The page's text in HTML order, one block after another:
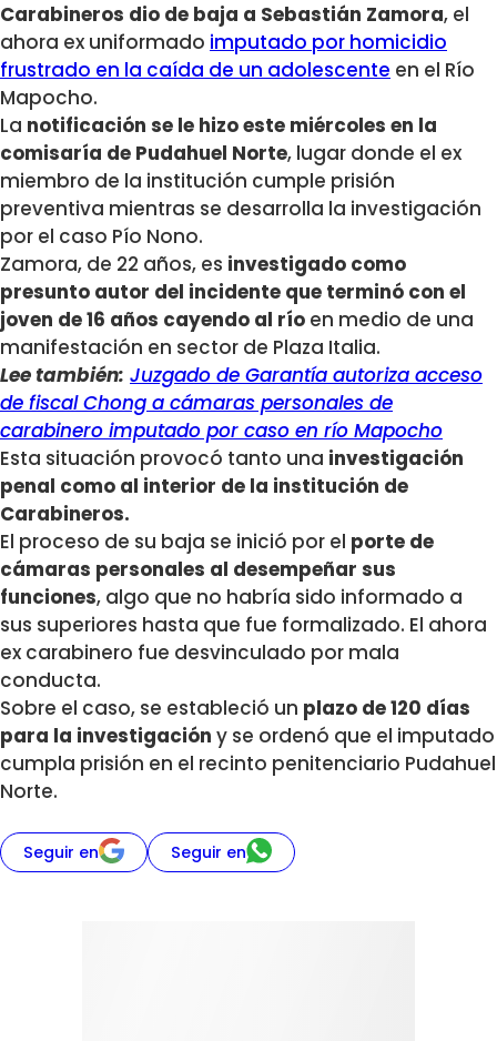
Carabineros dio de baja a Sebastián Zamora, el
ahora ex uniformado imputado por homicidio
frustrado en la caída de un adolescente en el Río
Mapocho.
La notificación se le hizo este miércoles en la
comisaría de Pudahuel Norte, lugar donde el ex
miembro de la institución cumple prisión
preventiva mientras se desarrolla la investigación
por el caso Pío Nono.
Zamora, de 22 años, es investigado como
presunto autor del incidente que terminó con el
joven de 16 años cayendo al río en medio de una
manifestación en sector de Plaza Italia.
Lee también: Juzgado de Garantía autoriza acceso
de fiscal Chong a cámaras personales de
carabinero imputado por caso en río Mapocho
Esta situación provocó tanto una investigación
penal como al interior de la institución de
Carabineros.
El proceso de su baja se inició por el porte de
cámaras personales al desempeñar sus
funciones, algo que no habría sido informado a
sus superiores hasta que fue formalizado. El ahora
ex carabinero fue desvinculado por mala
conducta.
Sobre el caso, se estableció un plazo de 120 días
para la investigación y se ordenó que el imputado
cumpla prisión en el recinto penitenciario Pudahuel
Norte.
Seguir en Seguir en